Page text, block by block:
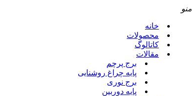
منو
خانه
محصولات
کاتالوگ
مقالات
برج پرچم
پایه چراغ روشنایی
برج نوری
پایه دوربین